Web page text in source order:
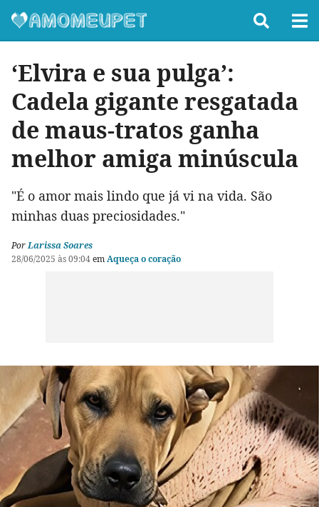
‘Elvira e sua pulga’:
Cadela gigante resgatada
de maus-tratos ganha
melhor amiga minúscula
"É o amor mais lindo que já vi na vida. São
minhas duas preciosidades."
PorLarissa Soares
28/06/2025 às 09:04emAqueça o coração